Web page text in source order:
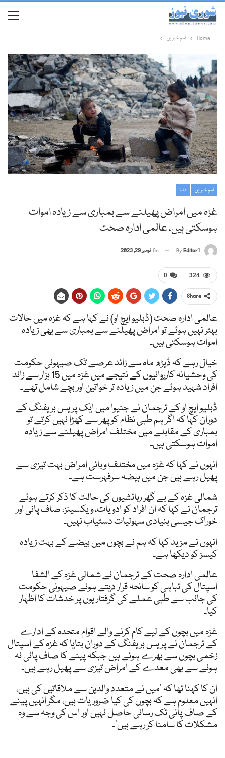
Home اہم خبریں
اہم خبریں دنیا
غزہ میں امراض پھیلنے سے بمباری سے زیادہ اموات
ہوسکتی ہیں، عالمی ادارہ صحت
ByEditor1
On نومبر 29, 2023
0 324
Share
عالمی ادارہ صحت (ڈبلیو ایچ او) نے کہا ہے کہ غزہ میں حالات
بہتر نہیں ہوئے تو امراض پھیلنے سے بمباری سے بھی زیادہ
اموات ہوسکتی ہیں۔
خیال رہے کہ ڈیڑھ ماہ سے زائد عرصے تک صیہونی حکومت
کی وحشیانہ کارروائیوں کے نتیجے میں غزہ میں 15 ہزار سے زائد
افراد شہید ہوئے جن میں زیادہ تر خواتین اور بچے شامل تھے۔
ڈبلیو ایچ او کے ترجمان نے جنیوا میں ایک پریس بریفنگ کے
دوران کہا کہ اگر ہم طبی نظام کو پھر سے کھڑا نہیں کرتے تو
بمباری کے مقابلے میں مختلف امراض پھیلنے سے زیادہ
اموات ہوسکتی ہیں۔
انہوں نے کہا کہ غزہ میں مختلف وبائی امراض بہت تیزی سے
پھیل رہے ہیں جن میں ہیضہ سرفہرست ہے۔
شمالی غزہ کے بے گھر رہائشیوں کی حالت کا ذکر کرتے ہوئے
ترجمان نے کہا کہ ان افراد کو ادویات، ویکسینز، صاف پانی اور
خوراک جیسی بنیادی سہولیات دستیاب نہیں۔
انہوں نے مزید کہا کہ ہم نے بچوں میں ہیضے کے بہت زیادہ
کیسز کو دیکھا ہے۔
عالمی ادارہ صحت کے ترجمان نے شمالی غزہ کے الشفا
اسپتال کی تباہی کو سانحہ قرار دیتے ہوئے صیہونی حکومت
کی جانب سے طبی عملے کی گرفتاریوں پر خدشات کا اظہار
کیا۔
غزہ میں بچوں کے لیے کام کرنے والے اقوام متحدہ کے ادارے
کے ترجمان نے پریس بریفنگ کے دوران بتایا کہ غزہ کے اسپتال
زخمی بچوں سے بھرے ہوئے ہیں جبکہ پینے کا صاف پانی نہ
ہونے سے بھی معدے کے امراض تیزی سے پھیل رہے ہیں۔
ان کا کہنا تھا کہ ‘میں نے متعدد والدین سے ملاقاتیں کی ہیں،
انہیں معلوم ہے کہ بچوں کی کیا ضروریات ہیں، مگر انہیں پینے
کے صاف پانی تک رسائی حاصل نہیں اور اس کی وجہ سے وہ
مشکلات کا سامنا کر رہے ہیں’۔